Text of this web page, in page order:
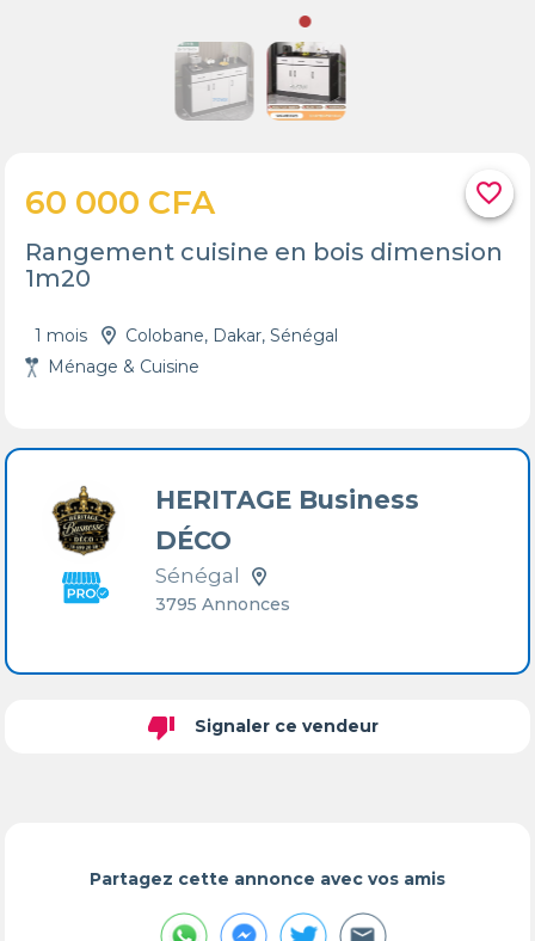
favorite_border
60 000 CFA
Rangement cuisine en bois dimension
1m20
1 mois
Colobane, Dakar, Sénégal
Ménage & Cuisine
HERITAGE Business
DÉCO
Sénégal
3795 Annonces
thumb_down Signaler ce vendeur
Partagez cette annonce avec vos amis